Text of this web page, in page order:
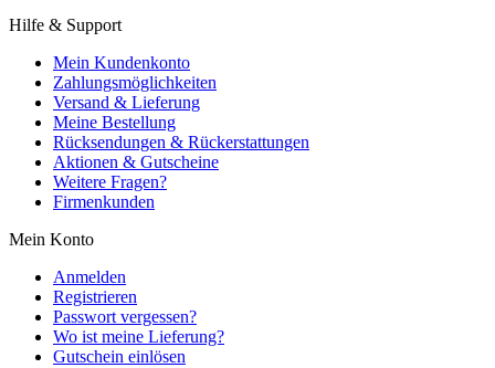
Hilfe & Support
Mein Kundenkonto
Zahlungsmöglichkeiten
Versand & Lieferung
Meine Bestellung
Rücksendungen & Rückerstattungen
Aktionen & Gutscheine
Weitere Fragen?
Firmenkunden
Mein Konto
Anmelden
Registrieren
Passwort vergessen?
Wo ist meine Lieferung?
Gutschein einlösen